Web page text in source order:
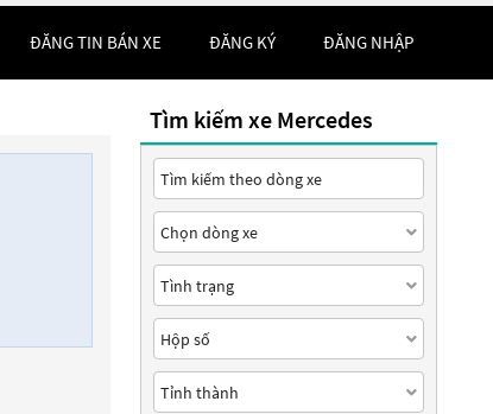
ĐĂNG TIN BÁN XE ĐĂNG KÝ ĐĂNG NHẬP
Tìm kiếm xe Mercedes